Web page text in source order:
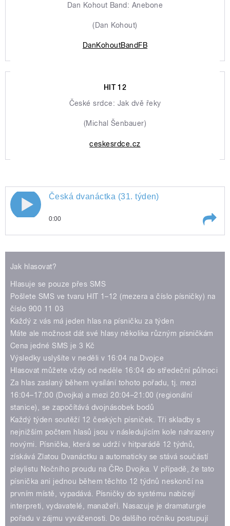
Dan Kohout Band: Anebone
(Dan Kohout)
DanKohoutBandFB
HIT 12
České srdce: Jak dvě řeky
(Michal Šenbauer)
ceskesrdce.cz
pause
Česká dvanáctka (31. týden)
0:00
Jak hlasovat?
Hlasuje se pouze přes SMS
Pošlete SMS ve tvaru HIT 1–12 (mezera a číslo písničky) na
číslo 900 11 03
Každý z vás má jeden hlas na písničku za týden
Máte ale možnost dát své hlasy několika různým písničkám
Cena jedné SMS je 3 Kč
Výsledky uslyšíte v neděli v 16:04 na Dvojce
Hlasovat můžete vždy od neděle 16:04 do středeční půlnoci
Za hlas zaslaný během vysílání tohoto pořadu, tj. mezi
16:04–17:00 (Dvojka) a mezi 20:04–21:00 (regionální
stanice), se započítává dvojnásobek bodů
Každý týden soutěží 12 českých písniček. Tři skladby s
nejnižším počtem hlasů jsou v následujícím kole nahrazeny
novými. Písnička, která se udrží v hitparádě 12 týdnů,
získává Zlatou Dvanáctku a automaticky se stává součástí
playlistu Nočního proudu na ČRo Dvojka. V případě, že tato
písnička ani jednou během těchto 12 týdnů neskončí na
prvním místě, vypadává. Písničky do systému nabízejí
interpreti, vydavatelé, manažeři. Nasazuje je dramaturgie
pořadu v zájmu vyváženosti. Do dalšího ročníku postupují